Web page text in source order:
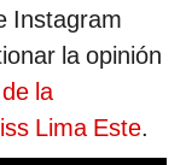
Instagram
la opinión
la
Lima Este.